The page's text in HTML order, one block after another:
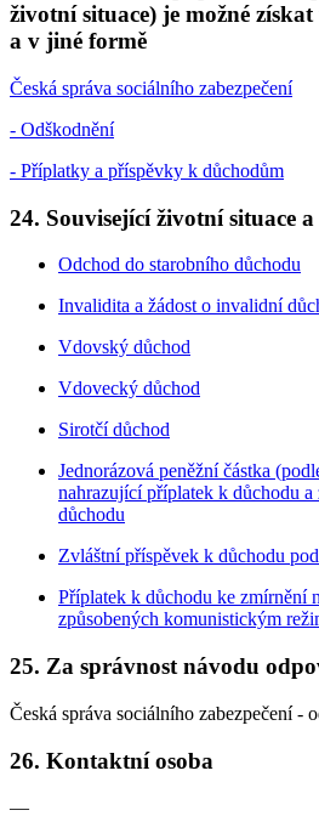
životní situace) je možné
a v jiné formě
Česká správa sociálního zabezpečení
- Odškodnění
- Příplatky a příspěvky k důchodům
24. Související životní situace
Odchod do starobního důchodu
Invalidita a žádost o invalidní
Vdovský důchod
Vdovecký důchod
Sirotčí důchod
Jednorázová peněžní částka
nahrazující příplatek k důchodu
důchodu
Zvláštní příspěvek k důchodu
Příplatek k důchodu ke zmírnění
způsobených komunistickým
25. Za správnost návodu
Česká správa sociálního zabezpečení -
26. Kontaktní osoba
—